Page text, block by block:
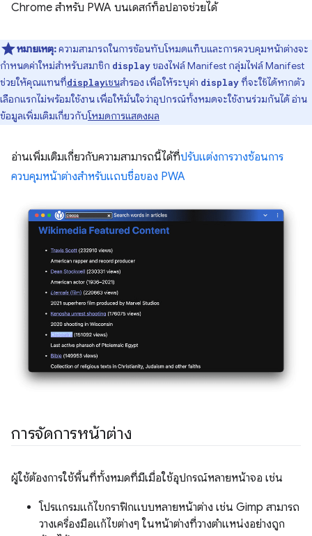
Chrome สำหรับ PWA บนเดสก์ท็อปอาจช่วยได้
หมายเหตุ:ความสามารถในการซ้อนทับโหมดแท็บและการควบคุมหน้าต่างจะ
กำหนดค่าใหม่สำหรับสมาชิก display ของไฟล์ Manifest กลุ่มไฟล์ Manifest
ช่วยให้คุณแทนที่displayเชนสำรอง เพื่อให้ระบุค่า display ที่จะใช้ได้หากตัว
เลือกแรกไม่พร้อมใช้งาน เพื่อให้มั่นใจว่าอุปกรณ์ทั้งหมดจะใช้งานร่วมกันได้ อ่าน
ข้อมูลเพิ่มเติมเกี่ยวกับโหมดการแสดงผล
อ่านเพิ่มเติมเกี่ยวกับความสามารถนี้ได้ที่ปรับแต่งการวางซ้อนการ
ควบคุมหน้าต่างสำหรับแถบชื่อของ PWA
การจัดการหน้าต่าง
ผู้ใช้ต้องการใช้พื้นที่ทั้งหมดที่มีเมื่อใช้อุปกรณ์หลายหน้าจอ เช่น
โปรแกรมแก้ไขกราฟิกแบบหลายหน้าต่าง เช่น Gimp สามารถ
วางเครื่องมือแก้ไขต่างๆ ในหน้าต่างที่วางตำแหน่งอย่างถูก